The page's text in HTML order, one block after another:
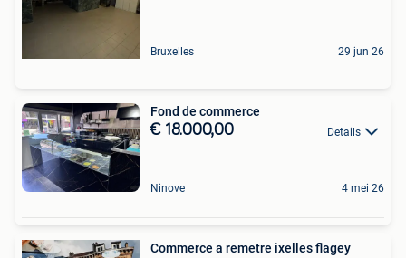
Bruxelles 29 jun 26
Fond de commerce
€ 18.000,00 Details
Ninove 4 mei 26
Commerce a remetre ixelles flagey